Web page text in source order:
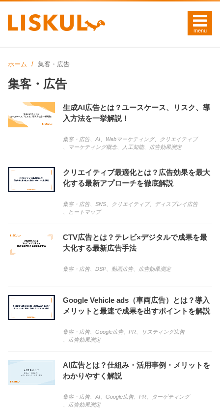
ホーム 集客・広告
集客・広告
生成AI広告とは？ユースケース、リスク、導
入方法を一挙解説！
集客・広告、 AI Webマーケティング、
クリエイティブ
マーケティング概念、 人工知能、 広告効果測定
クリエイティブ最適化とは？広告効果を最大
化する最新アプローチを徹底解説
集客・広告、 SNS クリエイティブ、
ディスプレイ広告
ヒートマップ
CTV広告とは？テレビ×デジタルで成果を最
大化する最新広告手法
集客・広告、 DSP 動画広告、 広告効果測定
Google Vehicle ads（車両広告）とは？導入
メリットと最速で成果を出すポイントを解説
集客・広告、 Google広告、 PR
リスティング広告
広告効果測定
AI広告とは？仕組み・活用事例・メリットを
わかりやすく解説
集客・広告、 AI Google広告、 PR
ターゲティング
広告効果測定